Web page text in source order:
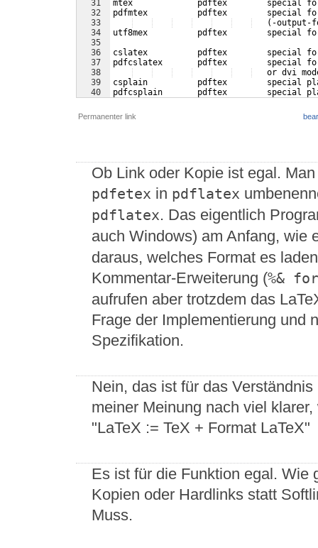
31
32
33
34
35
36
37
38
39
40
mtex             pdftex
pdfmtex          pdftex        special
(-output-
utf8mex          pdftex        special
cslatex          pdftex        special
pdfcslatex       pdftex        special
or dvi
csplain          pdftex        special
pdfcsplain       pdftex        special
Permanenter link
Ob Link oder Kopie ist egal.
pdfetex in pdflatex
pdflatex. Das eigentlich
auch Windows) am Anfang, wie
daraus, welches Format es
Kommentar-Erweiterung (%&
aufrufen aber trotzdem das
Frage der Implementierung und
Spezifikation.
Nein, das ist für das
meiner Meinung nach viel
"LaTeX := TeX + Format LaTeX"
Es ist für die Funktion egal. Wie
Kopien oder Hardlinks statt
Muss.